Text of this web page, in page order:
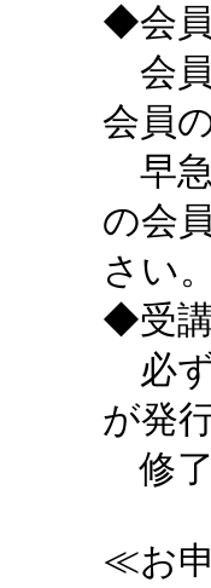
◆会
会員
会員
早急
の会
さい。
◆受
必ず
が発
修了
≪お